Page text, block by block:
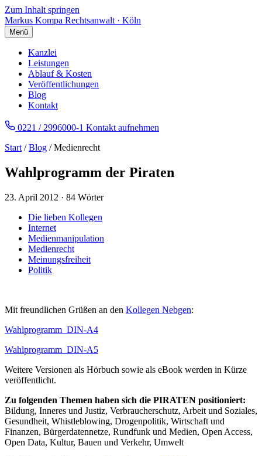
Zum Inhalt springen
Markus Kompa Rechtsanwalt · Köln
Menü
Kanzlei
Leistungen
Ablauf & Kosten
Veröffentlichungen
Blog
Kontakt
0221 / 2996000-1 Kontakt aufnehmen
Start /Blog / Medienrecht
Wahlprogramm der Piraten
23. April 2012 · 84 Wörter
Die lieben Kollegen
Internet
Medienmanipulation
Medienrecht
Meinungsfreiheit
Politik
Mit freundlichen Grüßen an den Kollegen Nebgen:
Wahlprogramm_DIN-A4
Wahlprogramm_DIN-A5
Weitere Versionen als Hörbuch sowie als eBook werden in Kürze
veröffentlicht.
Zu folgenden Themen haben sich die PIRATEN positioniert:
Bildung, Inneres und Justiz, Verbraucherschutz, Arbeit und Soziales,
Gesundheit, Whistleblowing, Drogenpolitik, Wirtschaft und
Finanzen, Bürgerdatennetze, Rundfunk und Medien, Open Access,
Open Data, Kultur, Bauen und Verkehr, Umwelt